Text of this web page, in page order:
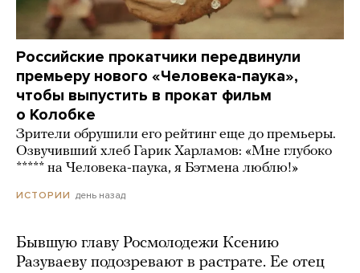
Российские прокатчики передвинули
премьеру нового «Человека-паука»,
чтобы выпустить в прокат фильм
о Колобке
Зрители обрушили его рейтинг еще до премьеры.
Озвучивший хлеб Гарик Харламов: «Мне глубоко
***** на Человека-паука, я Бэтмена люблю!»
ИСТОРИИ день назад
Бывшую главу Росмолодежи Ксению
Разуваеву подозревают в растрате. Ее отец